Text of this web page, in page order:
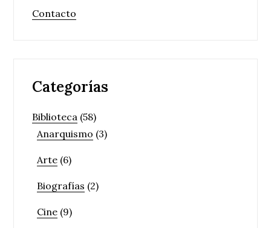
Contacto
Categorías
Biblioteca (58)
Anarquismo (3)
Arte (6)
Biografías (2)
Cine (9)